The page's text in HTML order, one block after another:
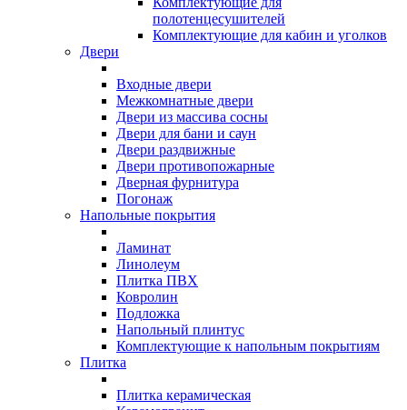
полотенцесушителей
Комплектующие для кабин и уголков
Двери
Входные двери
Межкомнатные двери
Двери из массива сосны
Двери для бани и саун
Двери раздвижные
Двери противопожарные
Дверная фурнитура
Погонаж
Напольные покрытия
Ламинат
Линолеум
Плитка ПВХ
Ковролин
Подложка
Напольный плинтус
Комплектующие к напольным покрытиям
Плитка
Плитка керамическая